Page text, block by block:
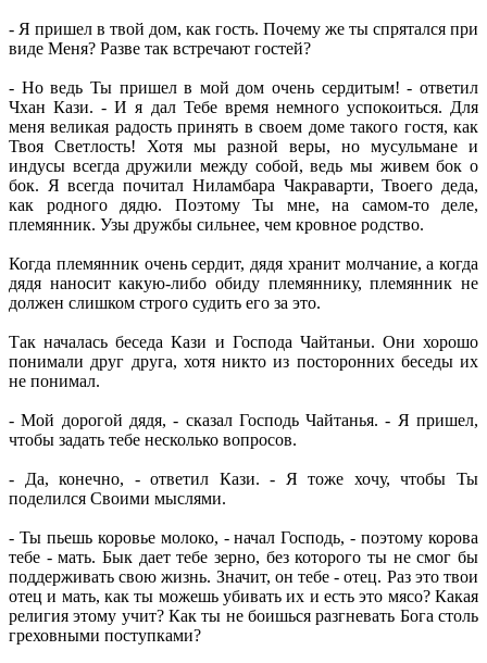
- Я пришел в твой дом, как гость. Почему же ты спрятался при
виде Меня? Разве так встречают гостей?
- Но ведь Ты пришел в мой дом очень сердитым! - ответил
Чхан Кази. - И я дал Тебе время немного успокоиться. Для
меня великая радость принять в своем доме такого гостя, как
Твоя Светлость! Хотя мы разной веры, но мусульмане и
индусы всегда дружили между собой, ведь мы живем бок о
бок. Я всегда почитал Ниламбара Чакраварти, Твоего деда,
как родного дядю. Поэтому Ты мне, на самом-то деле,
племянник. Узы дружбы сильнее, чем кровное родство.
Когда племянник очень сердит, дядя хранит молчание, а когда
дядя наносит какую-либо обиду племяннику, племянник не
должен слишком строго судить его за это.
Так началась беседа Кази и Господа Чайтаньи. Они хорошо
понимали друг друга, хотя никто из посторонних беседы их
не понимал.
- Мой дорогой дядя, - сказал Господь Чайтанья. - Я пришел,
чтобы задать тебе несколько вопросов.
- Да, конечно, - ответил Кази. - Я тоже хочу, чтобы Ты
поделился Своими мыслями.
- Ты пьешь коровье молоко, - начал Господь, - поэтому корова
тебе - мать. Бык дает тебе зерно, без которого ты не смог бы
поддерживать свою жизнь. Значит, он тебе - отец. Раз это твои
отец и мать, как ты можешь убивать их и есть это мясо? Какая
религия этому учит? Как ты не боишься разгневать Бога столь
греховными поступками?